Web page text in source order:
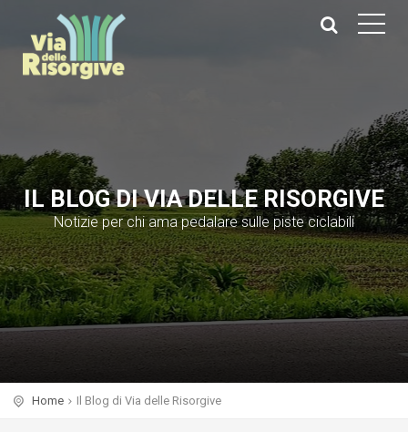
IL BLOG DI VIA DELLE RISORGIVE
Notizie per chi ama pedalare sulle piste ciclabili
Home Il Blog di Via delle Risorgive